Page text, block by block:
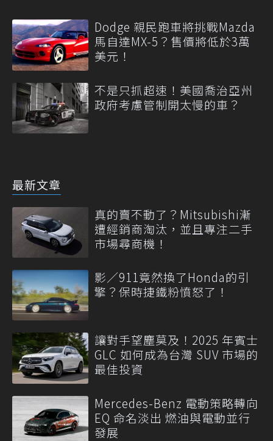
Dodge 親民跑車將挑戰Mazda
馬自達MX-5？售價將低於3萬
美元！
不是只抓超速！美國喬治亞州
政府考慮管制開太慢的車？
最新文章
真的賣不動了？Mitsubishi漸
遭經銷商淘汰，並且專注二手
市場尋商機！
影／911竟然換了Honda的引
擎？保時捷鐵粉憤怒了！
讓對手望塵莫及！2025 年賓士
GLC 如何成為台灣 SUV 市場的
最佳投資
Mercedes-Benz 電動策略轉向
EQ 命名淡出 燃油與電動並行
發展